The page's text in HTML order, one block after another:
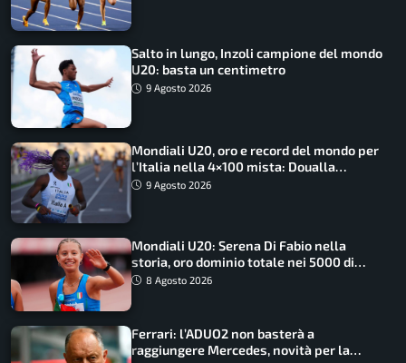
Salto in lungo, Inzoli campione del mondo
U20: basta un centimetro
9 Agosto 2026
Mondiali U20, oro e record del mondo per
l’Italia nella 4×100 mista: Doualla
straordinaria
9 Agosto 2026
Mondiali U20: Serena Di Fabio nella
storia, oro dominio totale nei 5000 di
marcia
8 Agosto 2026
Ferrari: l’ADUO2 non basterà a
raggiungere Mercedes, novità per la